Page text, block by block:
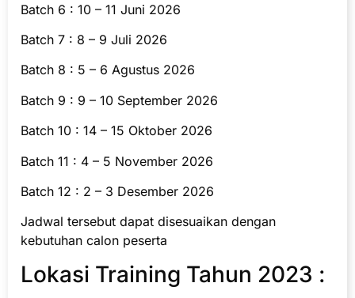
Batch 6 : 10 – 11 Juni 2026
Batch 7 : 8 – 9 Juli 2026
Batch 8 : 5 – 6 Agustus 2026
Batch 9 : 9 – 10 September 2026
Batch 10 : 14 – 15 Oktober 2026
Batch 11 : 4 – 5 November 2026
Batch 12 : 2 – 3 Desember 2026
Jadwal tersebut dapat disesuaikan dengan
kebutuhan calon peserta
Lokasi Training Tahun 2023 :